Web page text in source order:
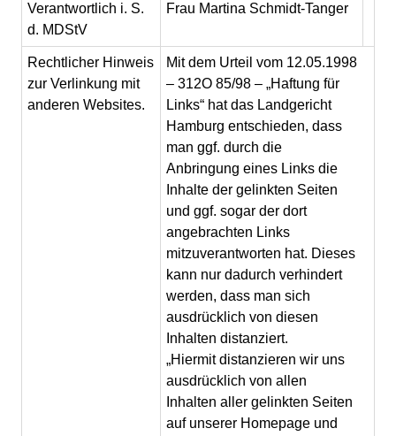
Verantwortlich i. S.
d. MDStV
Frau Martina Schmidt-Tanger
Rechtlicher Hinweis
zur Verlinkung mit
anderen Websites.
Mit dem Urteil vom 12.05.1998
– 312O 85/98 – „Haftung für
Links“ hat das Landgericht
Hamburg entschieden, dass
man ggf. durch die
Anbringung eines Links die
Inhalte der gelinkten Seiten
und ggf. sogar der dort
angebrachten Links
mitzuverantworten hat. Dieses
kann nur dadurch verhindert
werden, dass man sich
ausdrücklich von diesen
Inhalten distanziert.
„Hiermit distanzieren wir uns
ausdrücklich von allen
Inhalten aller gelinkten Seiten
auf unserer Homepage und